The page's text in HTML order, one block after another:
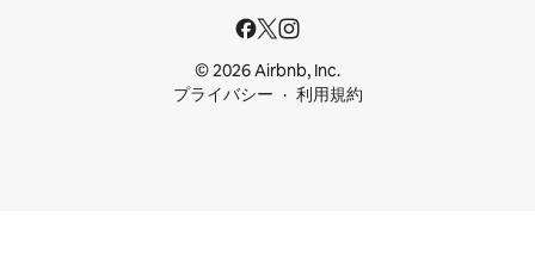
© 2026 Airbnb, Inc.
プライバシー
利用規約